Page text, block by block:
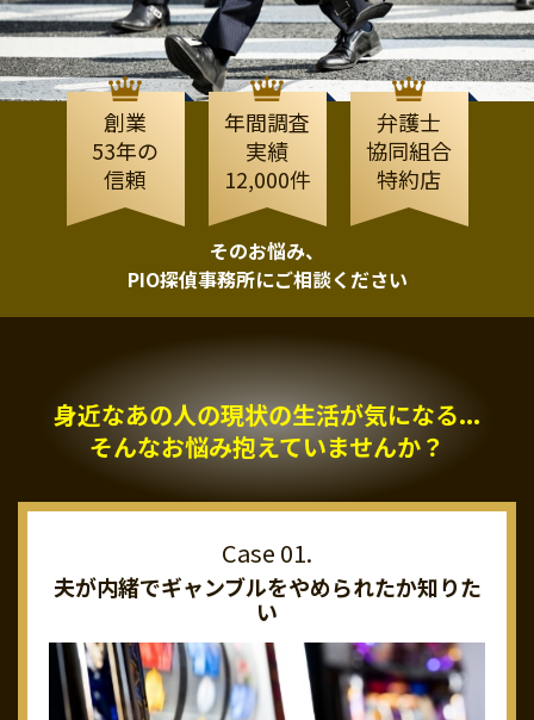
創業
53年の
信頼
年間調査
実績
12,000件
弁護士
協同組合
特約店
そのお悩み、
PIO探偵事務所にご相談ください
身近なあの人の現状の生活が気になる...
そんなお悩み抱えていませんか？
夫が内緒でギャンブルをやめられたか知りた
い